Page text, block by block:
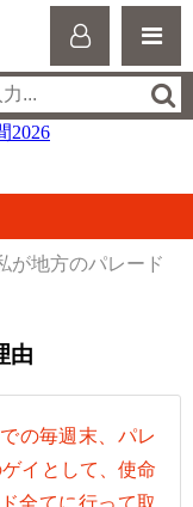
が地方のパレード
由
の毎週末、パレ
イとして、使命
全てに行って取